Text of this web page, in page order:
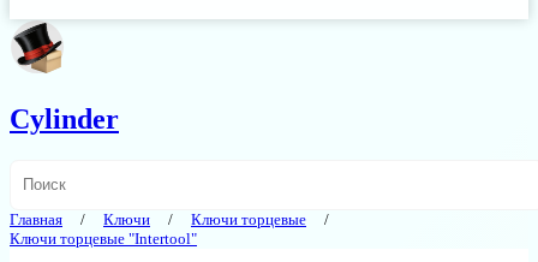
Cylinder
Главная Ключи
Ключи торцевые
Ключи торцевые "Intertool"